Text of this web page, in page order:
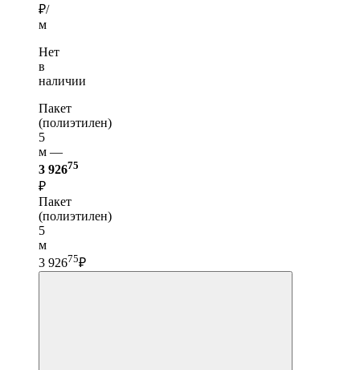
₽/
м
Нет
в
наличии
Пакет
(полиэтилен)
5
м —
3 92675
₽
Пакет
(полиэтилен)
5
м
3 92675₽